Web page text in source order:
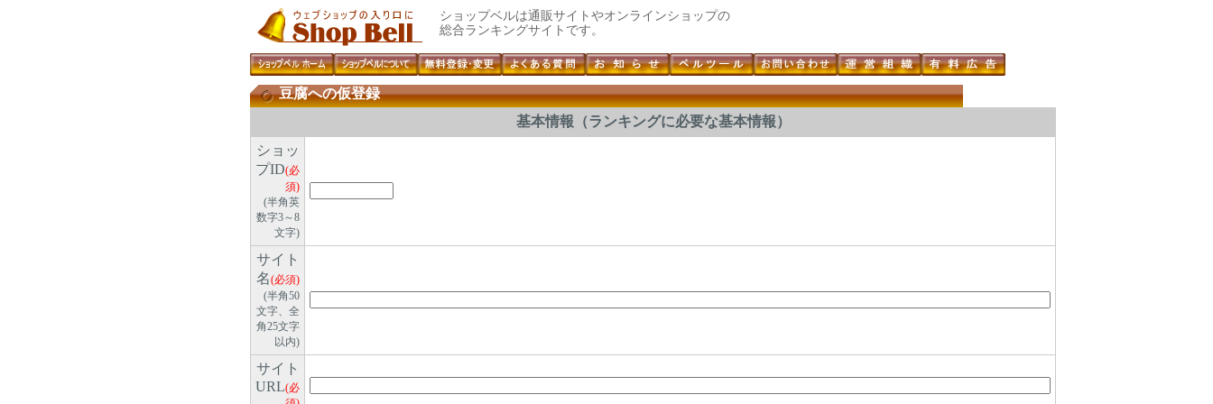
ショップベルは通販サイトやオンラインショップの
総合ランキングサイトです。
豆腐への仮登録
基本情報（ランキングに必要な基本情報）
ショッ
プID(必
須)
(半角英
数字3～8
文字)
サイト
名(必須)
(半角50
文字、全
角25文字
以内)
サイト
URL(必